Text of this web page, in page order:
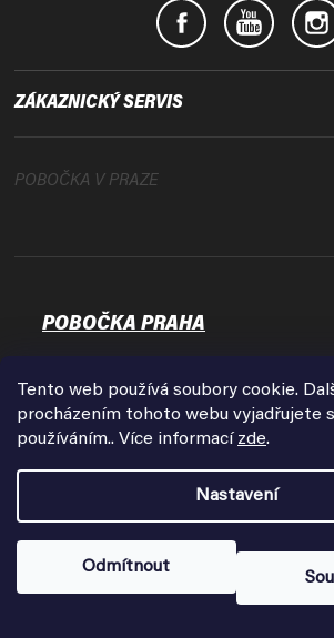
Tento web používá soubory cookie.
procházením tohoto webu vyjadřujete
používáním.. Více informací zde.
Nastavení
Odmítnout
ZÁKAZNICKÝ SERVIS
POBOČKA V PRAZE
POBOČKA PRAHA
17000 Praha - Holešovice
Zobrazit na mapě
Vytvořil Shoptet
Copyright 2026FPVshop.cz . Všechna